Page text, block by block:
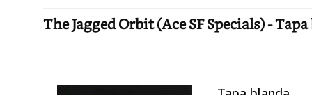
The Jagged Orbit (Ace SF Specials) -